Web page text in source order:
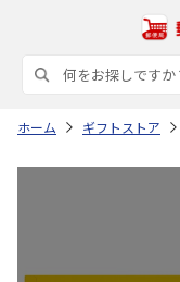
ホーム ギフトストア